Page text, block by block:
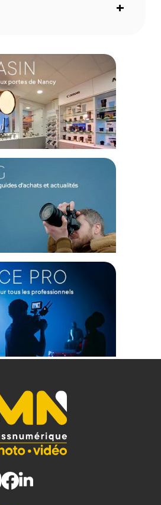
et le travail en réseau
intégrés atténuent les perturbations
des performances stables, une
et une longévité maximale, même
comptant un nombre illimité de
dur Seagate IronWolf Pro 24
tr/min
max. : 285 Mo/s
en charge : Illimité
(Optimisation RAID)
(RV) : Oui
(WRL) : 550 To/an
(MTBF) : 2,5 millions d'heures
ans
2026 inclus.
7200RPM 512Mo Ironwolf Pro SATA
- Achat et Prix :8719706437073
Décembre 2030 à partir de 49 euros
+